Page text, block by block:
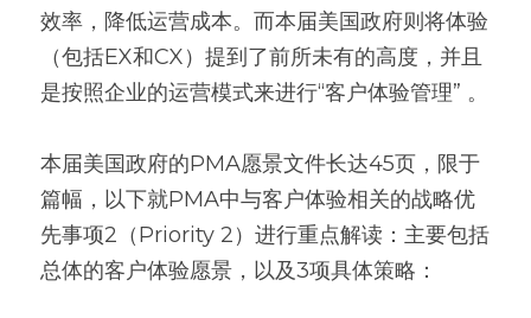
效率，降低运营成本。而本届美国政府则将体验
（包括EX和CX）提到了前所未有的高度，并且
是按照企业的运营模式来进行“客户体验管理” 。
本届美国政府的PMA愿景文件长达45页，限于
篇幅，以下就PMA中与客户体验相关的战略优
先事项2（Priority 2）进行重点解读：主要包括
总体的客户体验愿景，以及3项具体策略：